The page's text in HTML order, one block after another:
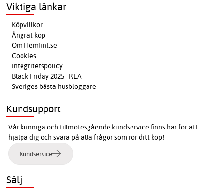
Viktiga länkar
Köpvillkor
Ångrat köp
Om Hemfint.se
Cookies
Integritetspolicy
Black Friday 2025 - REA
Sveriges bästa husbloggare
Kundsupport
Vår kunniga och tillmötesgående kundservice finns här för att
hjälpa dig och svara på alla frågor som rör ditt köp!
Kundservice
Sälj